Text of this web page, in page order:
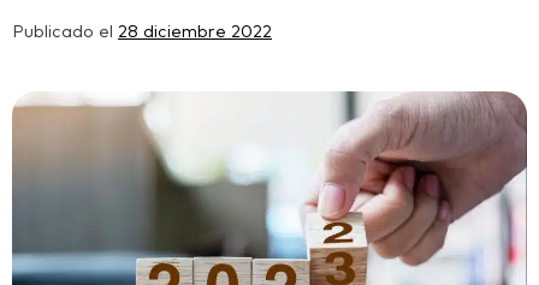
Publicado el 28 diciembre 2022